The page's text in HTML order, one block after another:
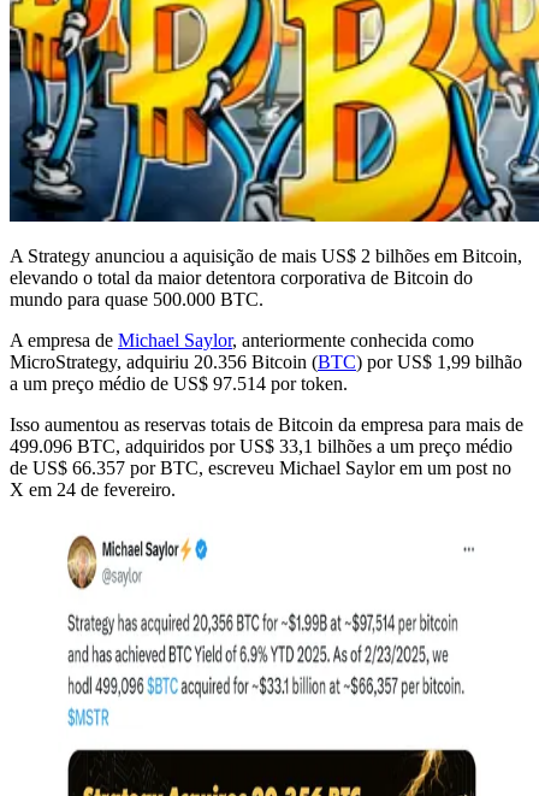
A Strategy anunciou a aquisição de mais US$ 2 bilhões em Bitcoin,
elevando o total da maior detentora corporativa de Bitcoin do
mundo para quase 500.000 BTC.
A empresa de Michael Saylor, anteriormente conhecida como
MicroStrategy, adquiriu 20.356 Bitcoin (BTC) por US$ 1,99 bilhão
a um preço médio de US$ 97.514 por token.
Isso aumentou as reservas totais de Bitcoin da empresa para mais de
499.096 BTC, adquiridos por US$ 33,1 bilhões a um preço médio
de US$ 66.357 por BTC, escreveu Michael Saylor em um post no
X em 24 de fevereiro.